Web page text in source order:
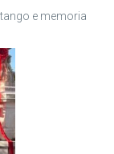
e memoria